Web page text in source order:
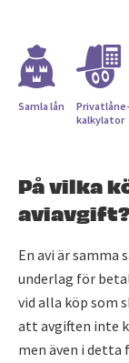
Samla lån
Privatlåne­
kalkylator
På vilka
En avi är samma
underlag för
vid alla köp som
att avgiften inte
men även i